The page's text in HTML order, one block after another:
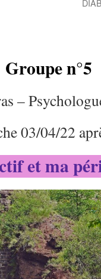
Groupe n°5
–
03/04/22
et ma